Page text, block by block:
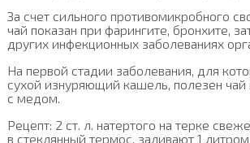
За счет сильного противомикробного
чай показан при фарингите, бронхите,
других инфекционных заболеваниях
На первой стадии заболевания, для
сухой изнуряющий кашель, полезен чай
с медом.
Рецепт: 2 ст. л. натертого на терке
в стеклянный термос, заливают 1